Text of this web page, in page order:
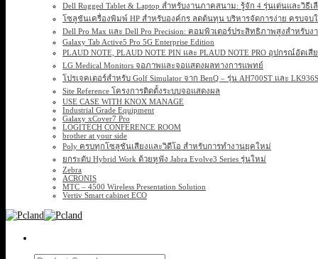
Dell Rugged Tablet & Laptop สำหรับงานภาคสนาม: รู้จัก 4 รุ่นเด่นและวิธีเ
โซลูชันเครื่องพิมพ์ HP สำหรับองค์กร ลดต้นทุน บริหารจัดการง่าย ครบจบ
Dell Pro Max และ Dell Pro Precision: คอมพิวเตอร์ประสิทธิภาพสูงสำหรับ
Galaxy Tab Active5 Pro 5G Enterprise Edition
PLAUD NOTE, PLAUD NOTE PIN และ PLAUD NOTE PRO อุปกรณ์อัด
LG Medical Monitors จอภาพและจอแสดงผลทางการแพทย์
โปรเจคเตอร์สำหรับ Golf Simulator จาก BenQ – รุ่น AH700ST และ
Site Reference โครงการติดตั้งระบบจอแสดงผล
USE CASE WITH KNOX MANAGE
Industrial Grade Equipment
Galaxy xCover7 Pro
LOGITECH CONFERENCE ROOM
brother at your side
Poly ครบทุกโซลูชันเสียงและวิดีโอ สำหรับการทำงานยุคใหม่
ยกระดับ Hybrid Work ด้วยหูฟัง Jabra Evolve3 Series รุ่นใหม่
Zebra
ACRONIS
MTC – 4500 Wireless Presentation Solution
Vertiv Smart cabinet ECO